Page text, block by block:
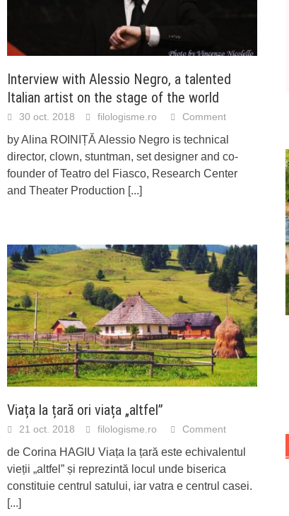
Interview with Alessio Negro, a talented
Italian artist on the stage of the world
30 oct. 2018 filologisme.ro Comment
by Alina ROINIȚĂ Alessio Negro is technical
director, clown, stuntman, set designer and co-
founder of Teatro del Fiasco, Research Center
and Theater Production [...]
Viața la țară ori viața „altfel”
21 oct. 2018 filologisme.ro Comment
de Corina HAGIU Viața la țară este echivalentul
vieții „altfel” și reprezintă locul unde biserica
constituie centrul satului, iar vatra e centrul casei.
[...]